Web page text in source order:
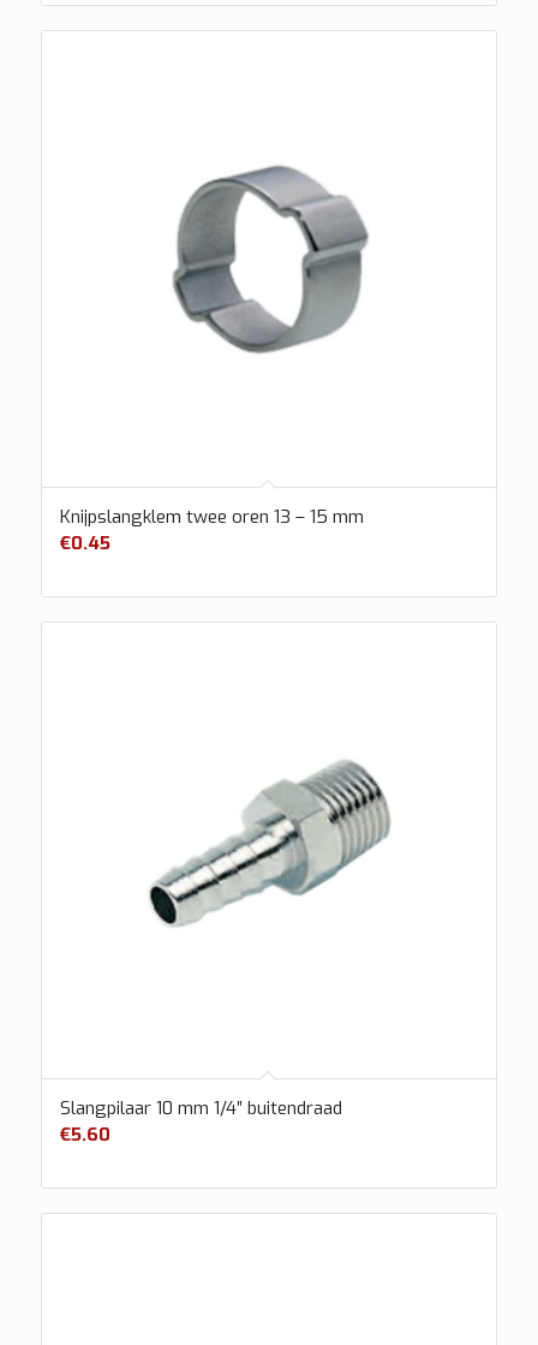
Knijpslangklem twee oren 13 – 15 mm
€0.45
Slangpilaar 10 mm 1/4″ buitendraad
€5.60